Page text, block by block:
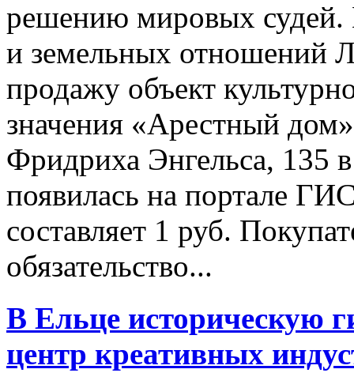
решению мировых
и земельных отношений
продажу объект
значения «Арестный
Фридриха Энгельса, 135
появилась на портале
составляет 1 руб.
обязательство...
В Ельце историческую
центр креативных